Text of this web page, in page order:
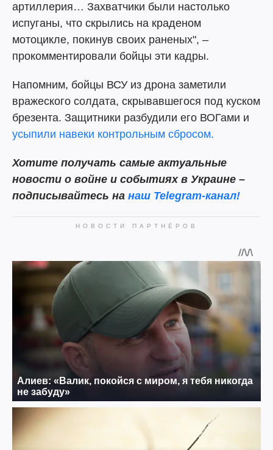
артиллерия… Захватчики были настолько
испуганы, что скрылись на краденом
мотоцикле, покинув своих раненых", –
прокомментировали бойцы эти кадры.
Напомним, бойцы ВСУ из дрона заметили
вражеского солдата, скрывавшегося под куском
брезента. Защитники разбудили его ВОГами и
усыпили навеки контрольным сбросом.
Хотите получать самые актуальные
новости о войне и событиях в Украине –
подписывайтесь на наш Telegram-канал!